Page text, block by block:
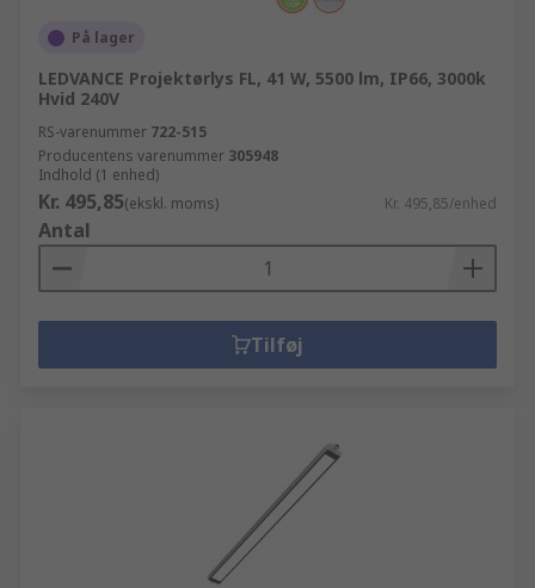
På lager
LEDVANCE Projektørlys FL, 41 W, 5500 lm, IP66, 3000k
Hvid 240V
RS-varenummer 722-515
Producentens varenummer 305948
Indhold (1 enhed)
Kr. 495,85(ekskl. moms) Kr. 495,85/enhed
Antal
Tilføj